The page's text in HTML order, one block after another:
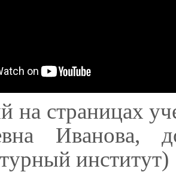
на страницах
Иванова,
институт)